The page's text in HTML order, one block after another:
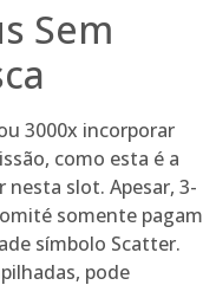
Sem
3000x incorporar
como esta é a
slot. Apesar, 3-
somente pagam
símbolo Scatter.
pode